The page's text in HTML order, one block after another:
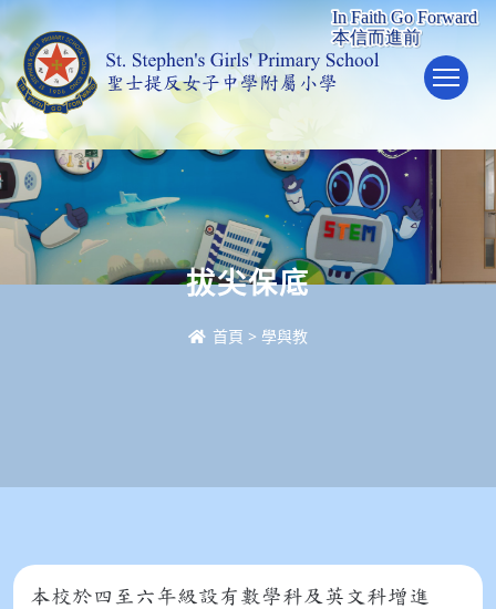
拔尖保底
首頁 > 學與教
本校於四至六年級設有數學科及英文科增進